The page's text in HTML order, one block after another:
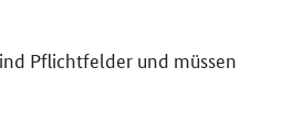
Pflichtfelder und müssen